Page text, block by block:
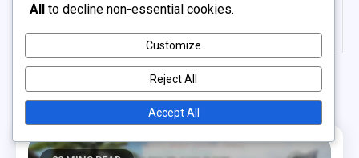
drops do Twitch.
Related Posts
All to decline non-essential cookies.
Customize
Reject All
Accept All